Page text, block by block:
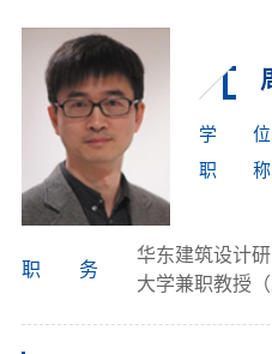
学 位
职 称
职 务
华东建筑设计
大学兼职教授